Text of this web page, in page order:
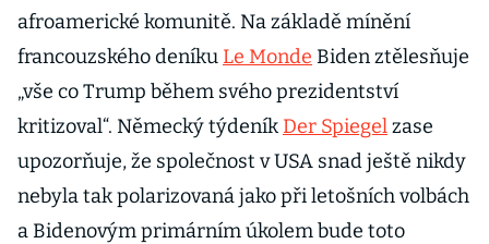
afroamerické komunitě. Na základě mínění
francouzského deníku Le Monde Biden ztělesňuje
„vše co Trump během svého prezidentství
kritizoval“. Německý týdeník Der Spiegelzase
upozorňuje, že společnost v USA snad ještě nikdy
nebyla tak polarizovaná jako při letošních volbách
a Bidenovým primárním úkolem bude toto